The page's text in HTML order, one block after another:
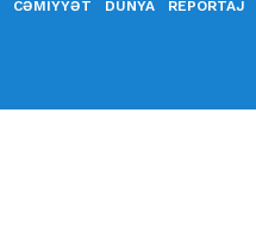
CƏMİYYƏT DÜNYA REPORTAJ